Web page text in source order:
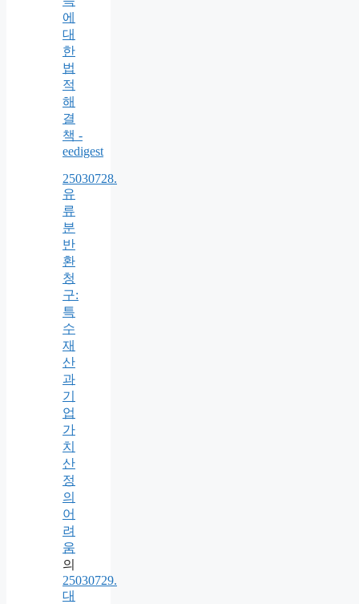
에
대
한
법
적
해
결
책 -
eedigest
25030728.
유
류
분
반
환
청
구:
특
수
재
산
과
기
업
가
치
산
정
의
어
려
움
의
25030729.
대